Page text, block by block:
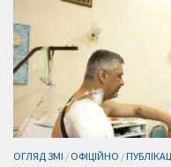
ОГЛЯД ЗМІ / ОФІЦІЙНО /